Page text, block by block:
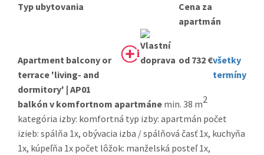
Typ ubytovania
Cena za
apartmán
Apartment balcony or
terrace 'living- and
dormitory' | AP01
od 732 €všetky
termíny
balkón v komfortnom apartmáne min. 38 m2
kategória izby: komfortná typ izby: apartmán počet
izieb: spálňa 1x, obývacia izba / spálňová časť 1x, kuchyňa
1x, kúpeľňa 1x počet lôžok: manželská posteľ 1x,